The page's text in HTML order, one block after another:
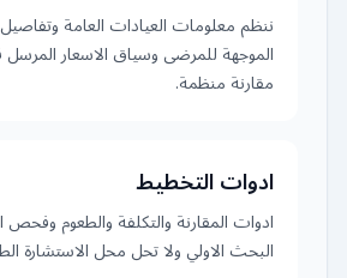
ننظم معلومات العيادات العامة
الموجهة للمرضى وسياق الاسعار
مقارنة منظمة.
ادوات التخطيط
ادوات المقارنة والتكلفة والطعوم وفحص
البحث الاولي ولا تحل محل الاستشارة